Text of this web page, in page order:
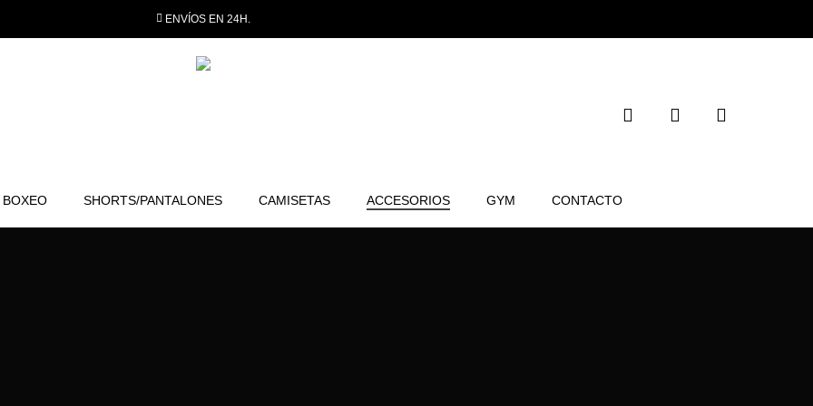
ENVÍOS EN 24H.
SHORTS/PANTALONES CAMISETAS ACCESORIOS GYM CONTACTO